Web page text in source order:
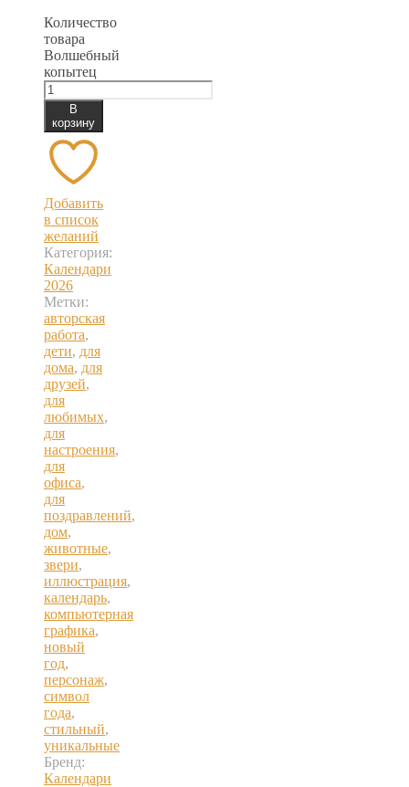
Количество
товара
Волшебный
копытец
В
корзину
Добавить
в список
желаний
Категория:
Календари
2026
Метки:
авторская
работа,
дети, для
дома, для
друзей,
для
любимых,
для
настроения,
для
офиса,
для
поздравлений,
дом,
животные,
звери,
иллюстрация,
календарь,
компьютерная
графика,
новый
год,
персонаж,
символ
года,
стильный,
уникальные
Бренд:
Календари